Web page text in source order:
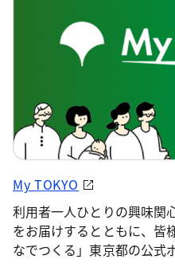
My TOKYO
利用者一人ひとりの興味関
をお届けするとともに、皆
なでつくる」東京都の公式